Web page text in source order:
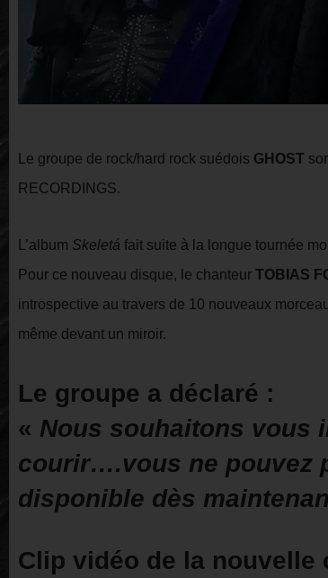
Le groupe de rock/hard rock suédois GHOST
RECORDINGS.
L’album Skeletá fait suite à la longue tournée
Pour ce nouveau disque, le chanteur TOBIAS
introspective au travers de 10 nouveaux
même devant un miroir.
Le groupe a déclaré :
« Nous souhaitons vous
courir….vous ne pouvez
disponible dès
Clip vidéo de la nouvelle